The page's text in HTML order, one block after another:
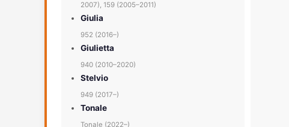
2007), 159 (2005–2011)
Giulia
952 (2016–)
Giulietta
940 (2010–2020)
Stelvio
949 (2017–)
Tonale
Tonale (2022–)